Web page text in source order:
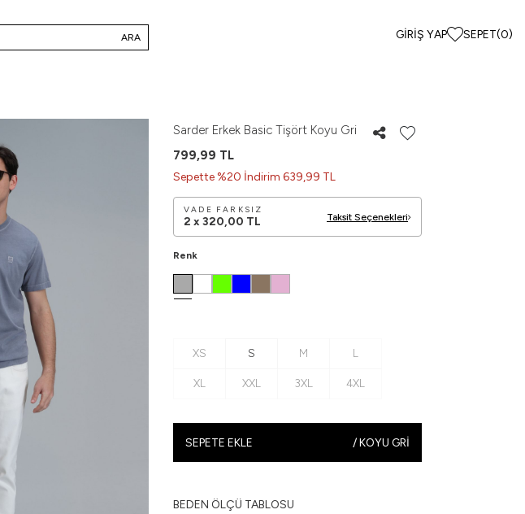
ARA GIRIŞ YAP SEPET(0)
Sarder Erkek Basic Tişört Koyu Gri
799,99 TL
Sepette %20 İndirim 639,99 TL
VADE FARKSIZ
2 x 320,00 TL Taksit Seçenekleri
Renk
XS S M L
XL XXL 3XL 4XL
SEPETE EKLE /KOYU GRI
BEDEN ÖLÇÜ TABLOSU